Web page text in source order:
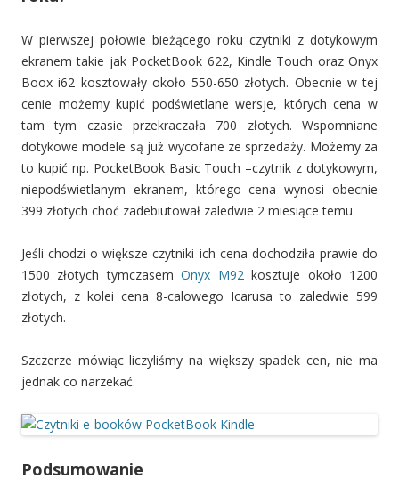
W pierwszej połowie bieżącego roku czytniki z dotykowym
ekranem takie jak PocketBook 622, Kindle Touch oraz Onyx
Boox i62 kosztowały około 550-650 złotych. Obecnie w tej
cenie możemy kupić podświetlane wersje, których cena w
tam tym czasie przekraczała 700 złotych. Wspomniane
dotykowe modele są już wycofane ze sprzedaży. Możemy za
to kupić np. PocketBook Basic Touch –czytnik z dotykowym,
niepodświetlanym ekranem, którego cena wynosi obecnie
399 złotych choć zadebiutował zaledwie 2 miesiące temu.
Jeśli chodzi o większe czytniki ich cena dochodziła prawie do
1500 złotych tymczasemOnyx M92kosztuje około 1200
złotych, z kolei cena 8-calowego Icarusa to zaledwie 599
złotych.
Szczerze mówiąc liczyliśmy na większy spadek cen, nie ma
jednak co narzekać.
Podsumowanie